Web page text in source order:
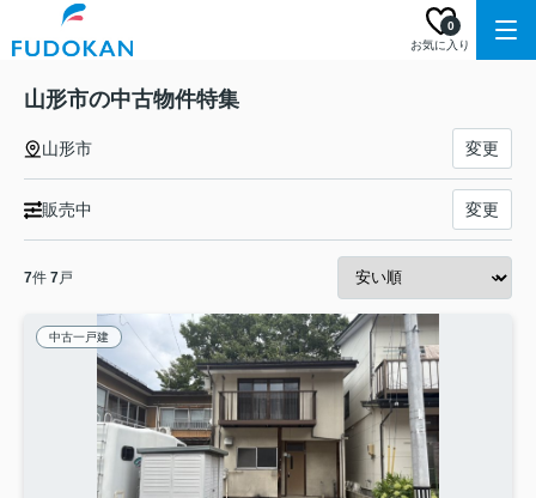
お気に入り
0
山形市の中古物件特集
山形市 変更
販売中 変更
7件 7戸
中古一戸建